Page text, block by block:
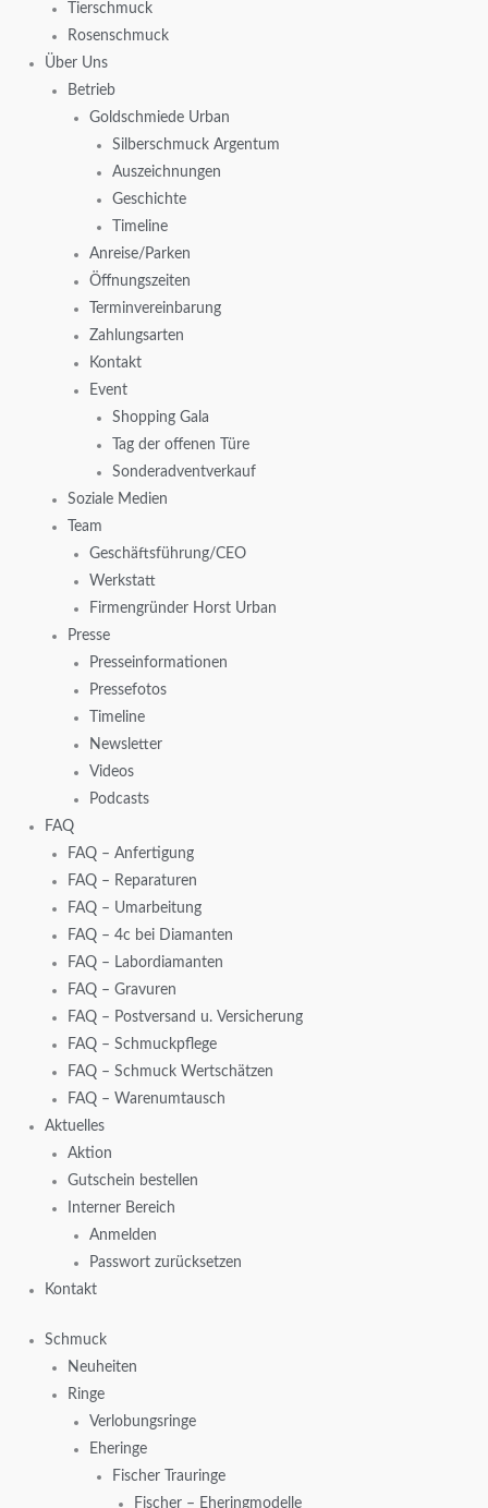
Tierschmuck
Rosenschmuck
Über Uns
Betrieb
Goldschmiede Urban
Silberschmuck Argentum
Auszeichnungen
Geschichte
Timeline
Anreise/Parken
Öffnungszeiten
Terminvereinbarung
Zahlungsarten
Kontakt
Event
Shopping Gala
Tag der offenen Türe
Sonderadventverkauf
Soziale Medien
Team
Geschäftsführung/CEO
Werkstatt
Firmengründer Horst Urban
Presse
Presseinformationen
Pressefotos
Timeline
Newsletter
Videos
Podcasts
FAQ
FAQ – Anfertigung
FAQ – Reparaturen
FAQ – Umarbeitung
FAQ – 4c bei Diamanten
FAQ – Labordiamanten
FAQ – Gravuren
FAQ – Postversand u. Versicherung
FAQ – Schmuckpflege
FAQ – Schmuck Wertschätzen
FAQ – Warenumtausch
Aktuelles
Aktion
Gutschein bestellen
Interner Bereich
Anmelden
Passwort zurücksetzen
Kontakt
Schmuck
Neuheiten
Ringe
Verlobungsringe
Eheringe
Fischer Trauringe
Fischer – Eheringmodelle